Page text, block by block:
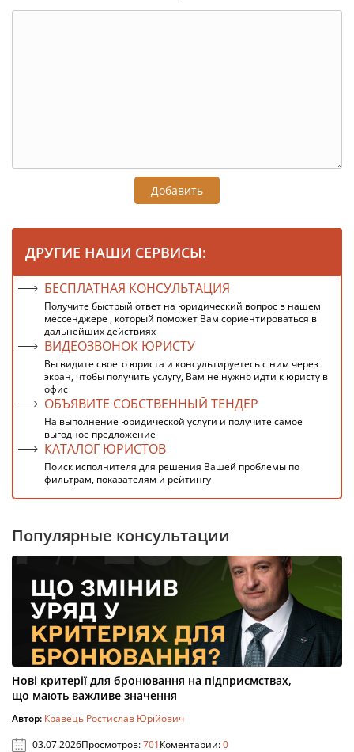
Добавить
ДРУГИЕ НАШИ СЕРВИСЫ:
БЕСПЛАТНАЯ КОНСУЛЬТАЦИЯ
Получите быстрый ответ на юридический вопрос в нашем
мессенджере , который поможет Вам сориентироваться в
дальнейших действиях
ВИДЕОЗВОНОК ЮРИСТУ
Вы видите своего юриста и консультируетесь с ним через
экран, чтобы получить услугу, Вам не нужно идти к юристу в
офис
ОБЪЯВИТЕ СОБСТВЕННЫЙ ТЕНДЕР
На выполнение юридической услуги и получите самое
выгодное предложение
КАТАЛОГ ЮРИСТОВ
Поиск исполнителя для решения Вашей проблемы по
фильтрам, показателям и рейтингу
Популярные консультации
Нові критерії для бронювання на підприємствах,
що мають важливе значення
Автор: Кравець Ростислав Юрійович
03.07.2026Просмотров:701Коментарии:0